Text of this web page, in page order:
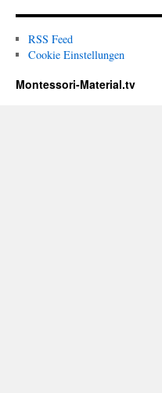
RSS Feed
Cookie Einstellungen
Montessori-Material.tv